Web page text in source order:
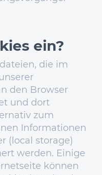
ein?
die im
den Browser
und dort
zum
Informationen
(local storage)
werden. Einige
können